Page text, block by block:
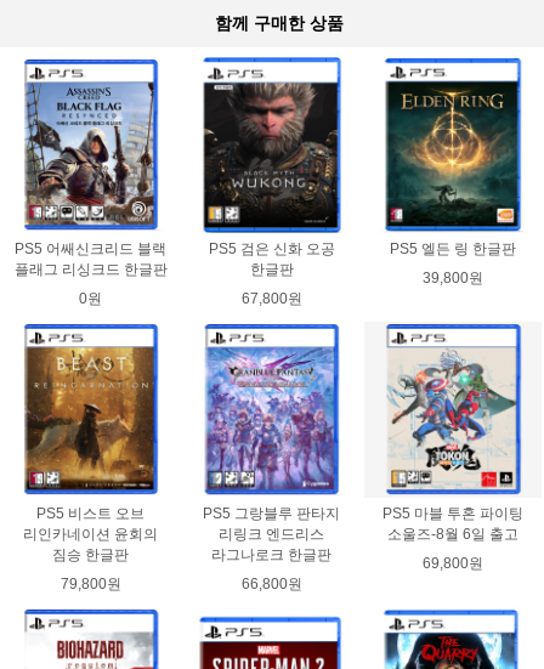
함께 구매한 상품
PS5 어쌔신크리드 블랙
플래그 리싱크드 한글판
0원
PS5 검은 신화 오공
한글판
67,800원
PS5 엘든 링 한글판
39,800원
PS5 비스트 오브
리인카네이션 윤회의
짐승 한글판
79,800원
PS5 그랑블루 판타지
리링크 엔드리스
라그나로크 한글판
66,800원
PS5 마블 투혼 파이팅
소울즈-8월 6일 출고
69,800원